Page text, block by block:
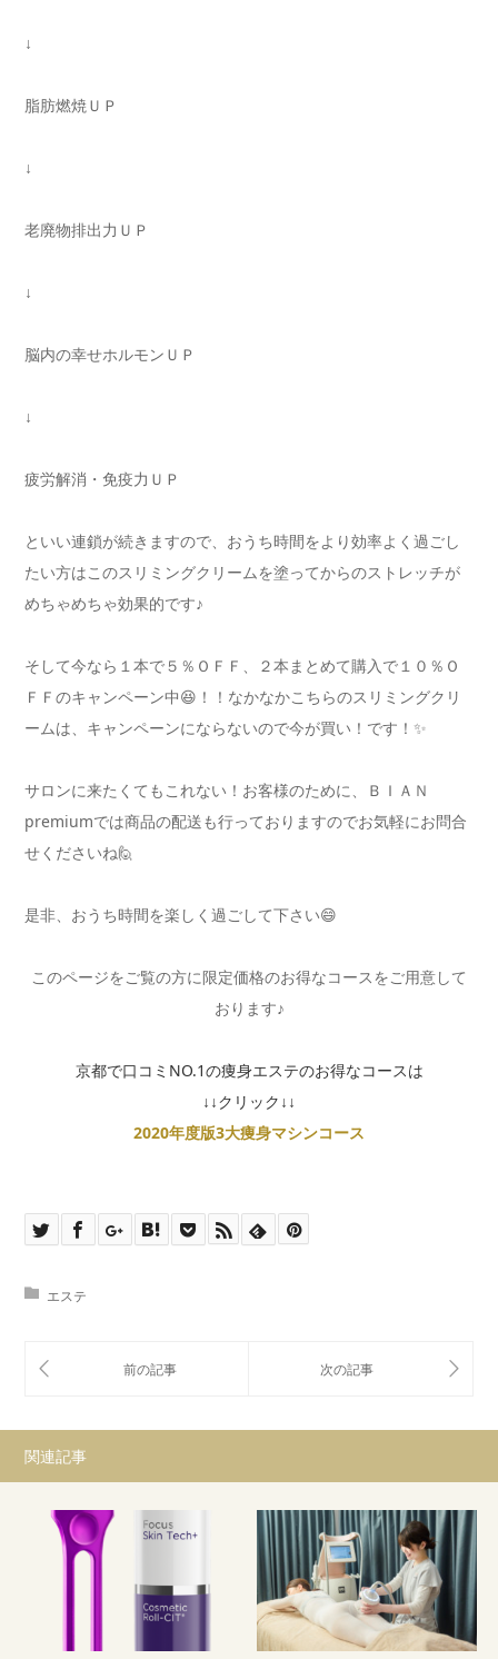
↓
脂肪燃焼ＵＰ
↓
老廃物排出力ＵＰ
↓
脳内の幸せホルモンＵＰ
↓
疲労解消・免疫力ＵＰ
といい連鎖が続きますので、おうち時間をより効率よく過ごし
たい方はこのスリミングクリームを塗ってからのストレッチが
めちゃめちゃ効果的です♪
そして今なら１本で５％ＯＦＦ、２本まとめて購入で１０％Ｏ
ＦＦのキャンペーン中😆！！なかなかこちらのスリミングクリ
ームは、キャンペーンにならないので今が買い！です！✨
サロンに来たくてもこれない！お客様のために、ＢＩＡＮ
premiumでは商品の配送も行っておりますのでお気軽にお問合
せくださいね🙋
是非、おうち時間を楽しく過ごして下さい😄
このページをご覧の方に限定価格のお得なコースをご用意して
おります♪
京都で口コミNO.1の痩身エステのお得なコースは
↓↓クリック↓↓
2020年度版3大痩身マシンコース
エステ
関連記事